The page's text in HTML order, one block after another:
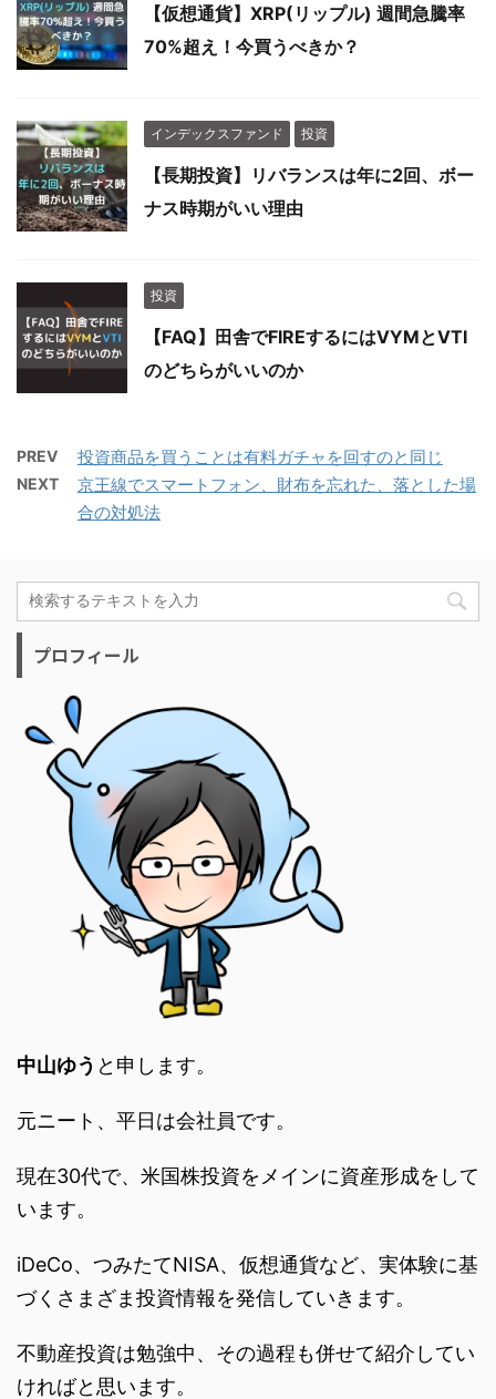
【仮想通貨】XRP(リップル) 週間急騰率
70%超え！今買うべきか？
インデックスファンド 投資
【長期投資】リバランスは年に2回、ボー
ナス時期がいい理由
投資
【FAQ】田舎でFIREするにはVYMとVTI
のどちらがいいのか
PREV 投資商品を買うことは有料ガチャを回すのと同じ
NEXT
京王線でスマートフォン、財布を忘れた、落とした場
合の対処法
プロフィール
中山ゆう と申します。
元ニート、平日は会社員です。
現在30代で、米国株投資をメインに資産形成をして
います。
iDeCo、つみたてNISA、仮想通貨など、実体験に基
づくさまざま投資情報を発信していきます。
不動産投資は勉強中、その過程も併せて紹介してい
ければと思います。